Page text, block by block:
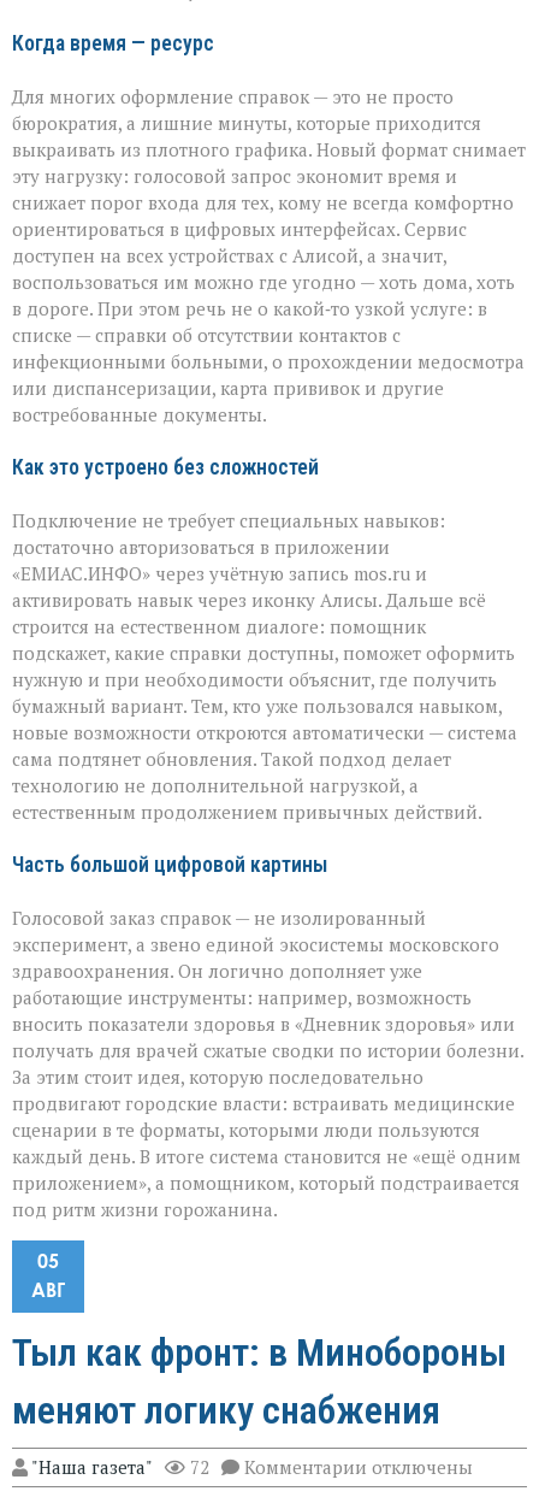
Когда время — ресурс
Для многих оформление справок — это не просто
бюрократия, а лишние минуты, которые приходится
выкраивать из плотного графика. Новый формат снимает
эту нагрузку: голосовой запрос экономит время и
снижает порог входа для тех, кому не всегда комфортно
ориентироваться в цифровых интерфейсах. Сервис
доступен на всех устройствах с Алисой, а значит,
воспользоваться им можно где угодно — хоть дома, хоть
в дороге. При этом речь не о какой‑то узкой услуге: в
списке — справки об отсутствии контактов с
инфекционными больными, о прохождении медосмотра
или диспансеризации, карта прививок и другие
востребованные документы.
Как это устроено без сложностей
Подключение не требует специальных навыков:
достаточно авторизоваться в приложении
«ЕМИАС.ИНФО» через учётную запись mos.ru и
активировать навык через иконку Алисы. Дальше всё
строится на естественном диалоге: помощник
подскажет, какие справки доступны, поможет оформить
нужную и при необходимости объяснит, где получить
бумажный вариант. Тем, кто уже пользовался навыком,
новые возможности откроются автоматически — система
сама подтянет обновления. Такой подход делает
технологию не дополнительной нагрузкой, а
естественным продолжением привычных действий.
Часть большой цифровой картины
Голосовой заказ справок — не изолированный
эксперимент, а звено единой экосистемы московского
здравоохранения. Он логично дополняет уже
работающие инструменты: например, возможность
вносить показатели здоровья в «Дневник здоровья» или
получать для врачей сжатые сводки по истории болезни.
За этим стоит идея, которую последовательно
продвигают городские власти: встраивать медицинские
сценарии в те форматы, которыми люди пользуются
каждый день. В итоге система становится не «ещё одним
приложением», а помощником, который подстраивается
под ритм жизни горожанина.
05
АВГ
Тыл как фронт: в Минобороны
меняют логику снабжения
"Наша газета" 72 Комментарии к
записи
отключены